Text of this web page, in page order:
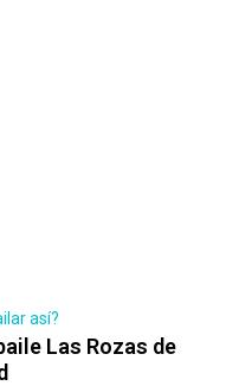
así?
Las Rozas de